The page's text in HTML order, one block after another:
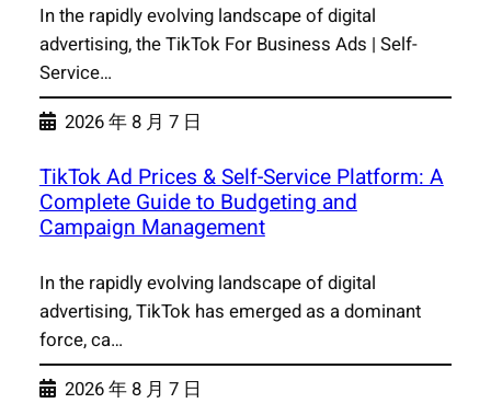
In the rapidly evolving landscape of digital
advertising, the TikTok For Business Ads | Self-
Service…
2026 年 8 月 7 日
TikTok Ad Prices & Self-Service Platform: A
Complete Guide to Budgeting and
Campaign Management
In the rapidly evolving landscape of digital
advertising, TikTok has emerged as a dominant
force, ca…
2026 年 8 月 7 日